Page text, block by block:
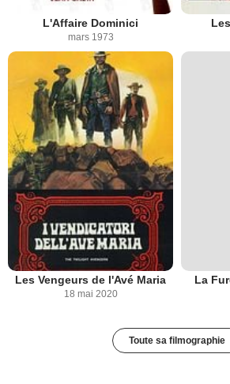
L'Affaire Dominici
mars 1973
Les Vengeurs de l'Avé Maria
18 mai 2020
La
Toute sa filmographie